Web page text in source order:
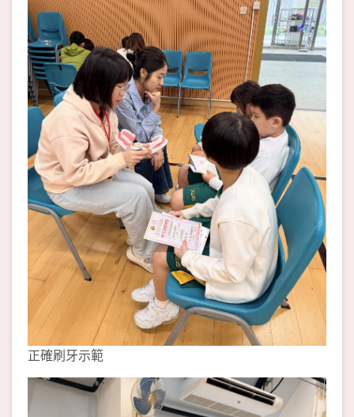
正確刷牙示範